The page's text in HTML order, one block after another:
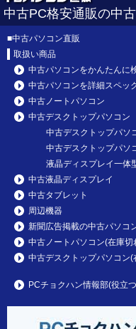
中古PC格安通販の中
■中古パソコン直販
取扱い商品
中古パソコンをかんたんに
中古パソコンを詳細スペッ
中古ノートパソコン
中古デスクトップパソコン
中古デスクトップパソ
中古デスクトップパソ
液晶ディスプレイ一体
中古液晶ディスプレイ
中古タブレット
周辺機器
新聞広告掲載の中古パソコ
中古ノートパソコン(在庫切
中古デスクトップパソコン(
PCチョクハン情報部(役立